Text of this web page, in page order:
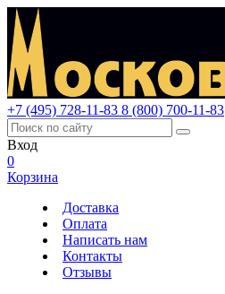
+7 (495) 728-11-83 8 (800) 700-11-83
Вход
0
Корзина
Доставка
Оплата
Написать нам
Контакты
Отзывы